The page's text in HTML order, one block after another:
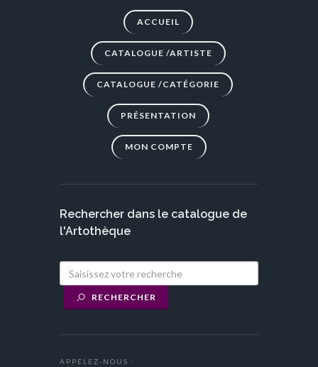
ACCUEIL
CATALOGUE /ARTISTE
CATALOGUE /CATÉGORIE
PRÉSENTATION
MON COMPTE
Rechercher dans le catalogue de
l'Artothèque
RECHERCHER
APPELEZ-NOUS :